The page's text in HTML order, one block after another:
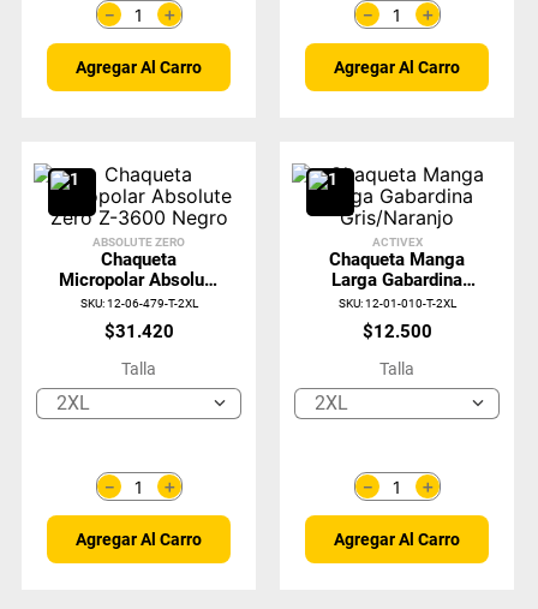
＋
－
Agregar Al Carro
＋
－
Agregar Al Carro
ABSOLUTE ZERO
Chaqueta
Micropolar Absolute
Zero Z-3600 Negro
SKU:12-06-479-T-2XL
$31 .420
Talla
2XL
＋
－
Agregar Al Carro
ACTIVEX
Chaqueta Manga
Larga Gabardina
Gris/Naranjo
SKU:12-01-010-T-2XL
$12.500
Talla
2XL
＋
－
Agregar Al Carro